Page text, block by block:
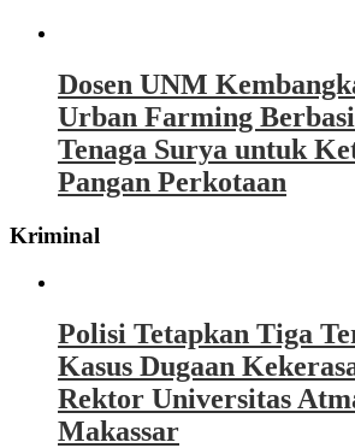
Dosen UNM
Urban Farming
Tenaga Surya untuk
Pangan Perkotaan
Kriminal
Polisi Tetapkan Tiga
Kasus Dugaan
Rektor Universitas
Makassar